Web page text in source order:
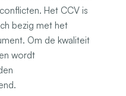
Het CCV is
bezig met het
Om de kwaliteit
wordt